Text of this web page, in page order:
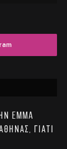
Emma
γιατί